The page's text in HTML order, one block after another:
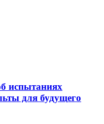
испытаниях
для будущего